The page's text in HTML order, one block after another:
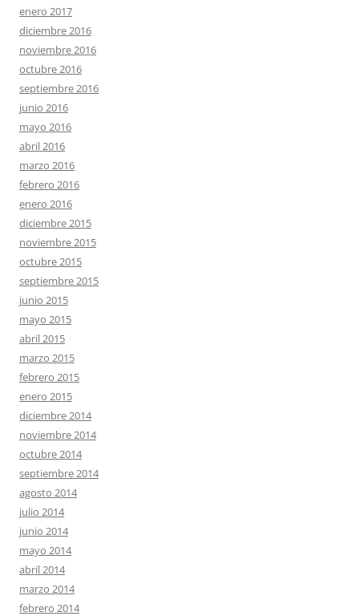
enero 2017
diciembre 2016
noviembre 2016
octubre 2016
septiembre 2016
junio 2016
mayo 2016
abril 2016
marzo 2016
febrero 2016
enero 2016
diciembre 2015
noviembre 2015
octubre 2015
septiembre 2015
junio 2015
mayo 2015
abril 2015
marzo 2015
febrero 2015
enero 2015
diciembre 2014
noviembre 2014
octubre 2014
septiembre 2014
agosto 2014
julio 2014
junio 2014
mayo 2014
abril 2014
marzo 2014
febrero 2014